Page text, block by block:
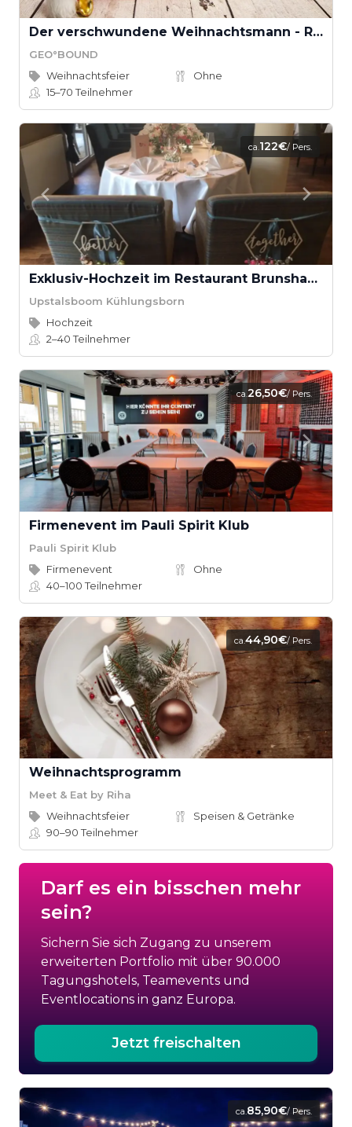
Der verschwundene Weihnachtsmann - Rettet Weihnachten! (Teamevent)
GEO°BOUND
Weihnachtsfeier
Ohne
15–70Teilnehmer
ca.122€/ Pers.
Exklusiv-Hochzeit im Restaurant Brunshaupten
Upstalsboom Kühlungsborn
Hochzeit
2–40Teilnehmer
ca.26,50€/ Pers.
Firmenevent im Pauli Spirit Klub
Pauli Spirit Klub
Firmenevent
Ohne
40–100Teilnehmer
ca.44,90€/ Pers.
Weihnachtsprogramm
Meet & Eat by Riha
Weihnachtsfeier
Speisen & Getränke
90–90Teilnehmer
Darf es ein bisschen mehr
sein?
Sichern Sie sich Zugang zu unserem
erweiterten Portfolio mit über 90.000
Tagungshotels, Teamevents und
Eventlocations in ganz Europa.
Jetzt freischalten
ca.85,90€/ Pers.